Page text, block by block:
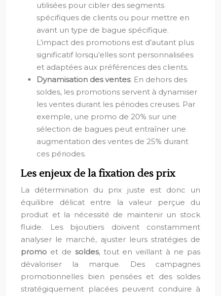
utilisées pour cibler des segments
spécifiques de clients ou pour mettre en
avant un type de bague spécifique.
L’impact des promotions est d’autant plus
significatif lorsqu’elles sont personnalisées
et adaptées aux préférences des clients.
Dynamisation des ventes: En dehors des
soldes, les promotions servent à dynamiser
les ventes durant les périodes creuses. Par
exemple, une promo de 20% sur une
sélection de bagues peut entraîner une
augmentation des ventes de 25% durant
ces périodes.
Les enjeux de la fixation des prix
La détermination du prix juste est donc un
équilibre délicat entre la valeur perçue du
produit et la nécessité de maintenir un stock
fluide. Les bijoutiers doivent constamment
analyser le marché, ajuster leurs stratégies de
promo et de soldes, tout en veillant à ne pas
dévaloriser la marque. Des campagnes
promotionnelles bien pensées et des soldes
stratégiquement placées peuvent conduire à